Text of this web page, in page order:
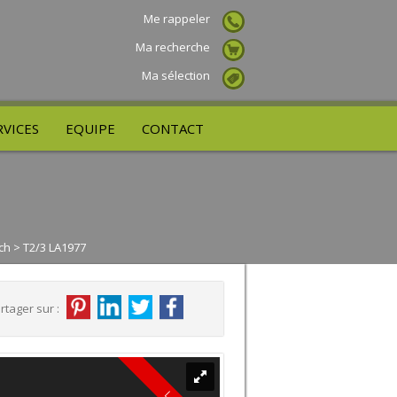
EQUIPE CONTACT
Me rappeler
Ma recherche
Ma sélection
> T2/3 LA1977
sur :